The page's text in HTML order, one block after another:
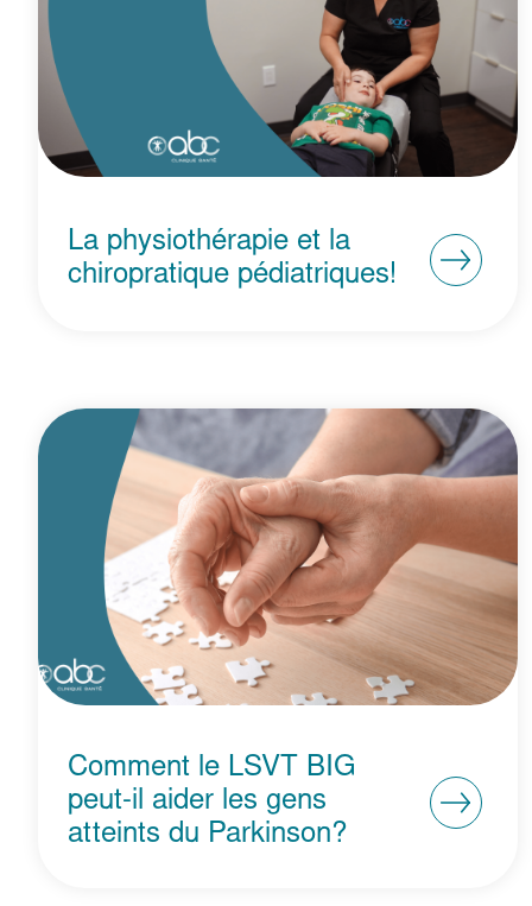
La physiothérapie et la
chiropratique pédiatriques!
Comment le LSVT BIG
peut-il aider les gens
atteints du Parkinson?